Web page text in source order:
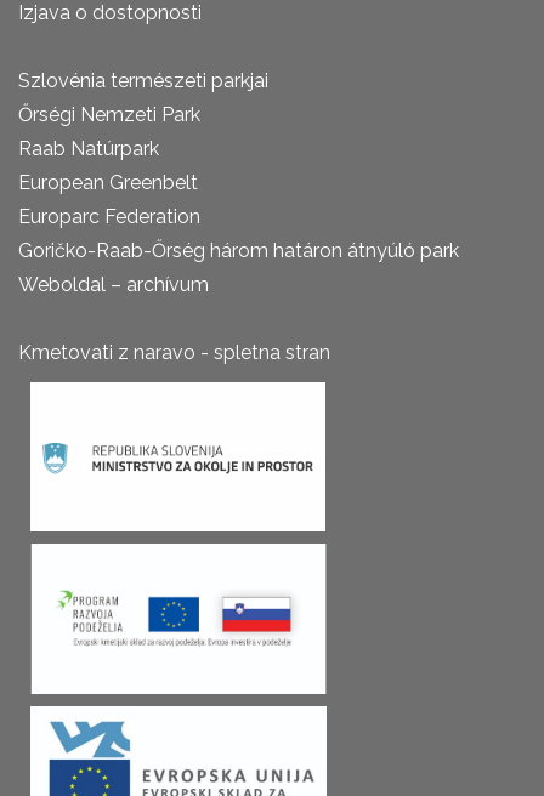
Izjava o dostopnosti
Szlovénia természeti parkjai
Őrségi Nemzeti Park
Raab Natúrpark
European Greenbelt
Europarc Federation
Goričko-Raab-Őrség három határon átnyúló park
Weboldal – archívum
Kmetovati z naravo - spletna stran